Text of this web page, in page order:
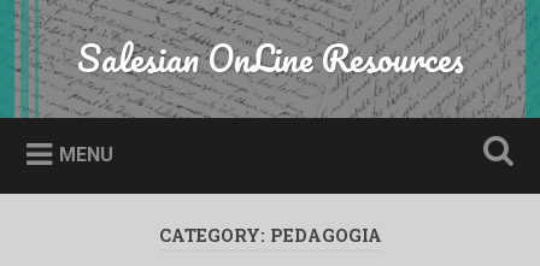
Skip
to
content
Search Salesian OnLine Resources
MENU
CATEGORY: PEDAGOGIA